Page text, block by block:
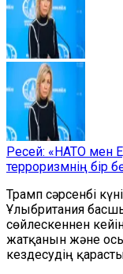
Ресей: «НАТО мен
терроризмнің бір
Трамп сәрсенбі
Ұлыбритания
сөйлескеннен
жатқанын және
кездесудің